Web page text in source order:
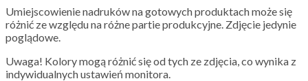
Umiejscowienie nadruków na gotowych produktach może się
różnić ze względu na różne partie produkcyjne. Zdjęcie jedynie
poglądowe.
Uwaga! Kolory mogą różnić się od tych ze zdjęcia, co wynika z
indywidualnych ustawień monitora.